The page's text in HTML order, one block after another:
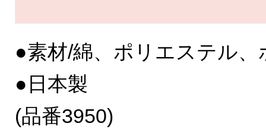
●素材/綿、ポリエステル
●日本製
(品番3950)